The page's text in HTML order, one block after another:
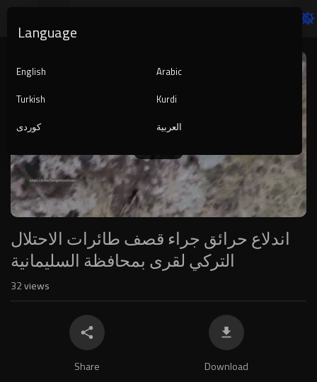
Player
auto
اندلاع حرائق جراء قصف طائرات الاحتلال
التركي لقرى بمحافظة السليمانية
32views
Share Download
Language
English
Arabic
Turkish
Kurdi
کوردی
العربية